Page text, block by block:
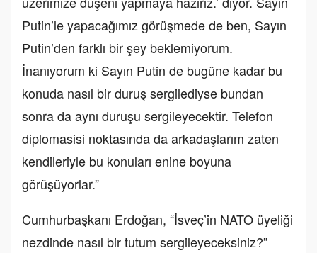
Putin’le yapacağımız görüşmede de ben, Sayın
Putin’den farklı bir şey beklemiyorum.
İnanıyorum ki Sayın Putin de bugüne kadar bu
konuda nasıl bir duruş sergilediyse bundan
sonra da aynı duruşu sergileyecektir. Telefon
diplomasisi noktasında da arkadaşlarım zaten
kendileriyle bu konuları enine boyuna
görüşüyorlar.”
Cumhurbaşkanı Erdoğan, “İsveç’in NATO üyeliği
nezdinde nasıl bir tutum sergileyeceksiniz?”